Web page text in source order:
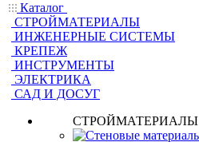
Каталог
СТРОЙМАТЕРИАЛЫ
ИНЖЕНЕРНЫЕ СИСТЕМЫ
КРЕПЕЖ
ИНСТРУМЕНТЫ
ЭЛЕКТРИКА
САД И ДОСУГ
СТРОЙМАТЕРИАЛЫ